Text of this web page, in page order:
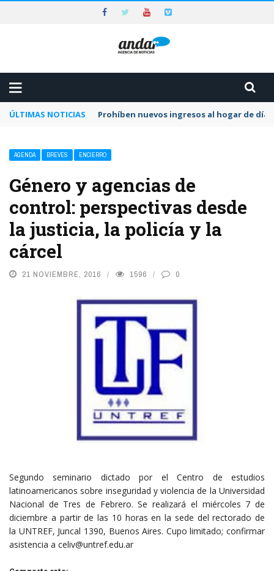
ÚLTIMAS NOTICIAS Prohíben nuevos ingresos al hogar de día
AGENDA BREVES ENCIERRO
Género y agencias de
control: perspectivas desde
la justicia, la policía y la
cárcel
21 NOVIEMBRE, 2016 1596 0
Segundo seminario dictado por el Centro de estudios
latinoamericanos sobre inseguridad y violencia de la Universidad
Nacional de Tres de Febrero. Se realizará el miércoles 7 de
diciembre a partir de las 10 horas en la sede del rectorado de
la UNTREF, Juncal 1390, Buenos Aires. Cupo limitado; confirmar
asistencia a celiv@untref.edu.ar